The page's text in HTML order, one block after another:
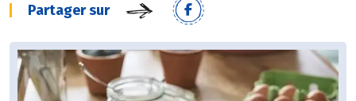
Partager sur